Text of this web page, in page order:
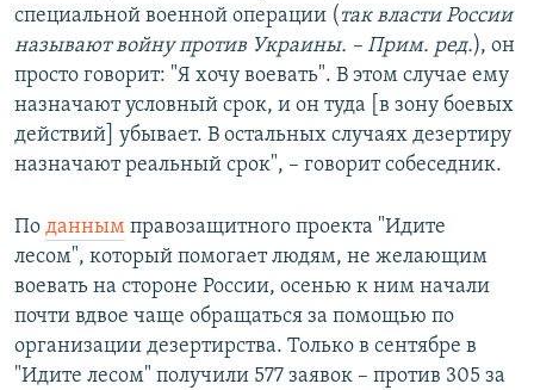
специальной военной операции ( так власти России
называют войну против Украины. – Прим. ред.), он
просто говорит: "Я хочу воевать". В этом случае ему
назначают условный срок, и он туда [в зону боевых
действий] убывает. В остальных случаях дезертиру
назначают реальный срок", – говорит собеседник.
По данным правозащитного проекта "Идите
лесом", который помогает людям, не желающим
воевать на стороне России, осенью к ним начали
почти вдвое чаще обращаться за помощью по
организации дезертирства. Только в сентябре в
"Идите лесом" получили 577 заявок – против 305 за